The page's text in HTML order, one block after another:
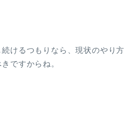
けるつもりなら、現状のやり方
ですからね。